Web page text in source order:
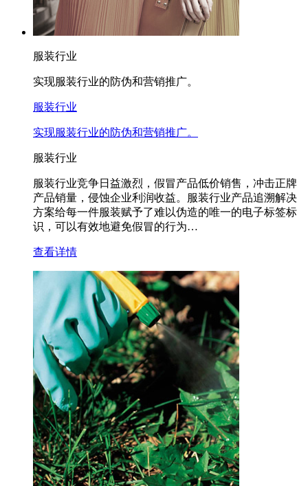
服装行业
实现服装行业的防伪和营销推广。
服装行业
实现服装行业的防伪和营销推广。
服装行业
服装行业竞争日益激烈，假冒产品低价销售，冲击正牌
产品销量，侵蚀企业利润收益。服装行业产品追溯解决
方案给每一件服装赋予了难以伪造的唯一的电子标签标
识，可以有效地避免假冒的行为…
查看详情